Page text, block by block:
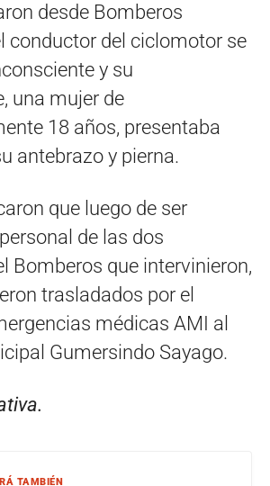
desde Bomberos
conductor del ciclomotor se
y su
una mujer de
18 años, presentaba
antebrazo y pierna.
que luego de ser
de las dos
Bomberos que intervinieron,
trasladados por el
médicas AMI al
Gumersindo Sayago.
TAMBIÉN